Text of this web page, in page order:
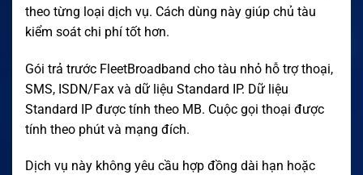
theo từng loại dịch vụ. Cách dùng này giúp chủ tàu
kiểm soát chi phí tốt hơn.
Gói trả trước FleetBroadband cho tàu nhỏ hỗ trợ thoại,
SMS, ISDN/Fax và dữ liệu Standard IP. Dữ liệu
Standard IP được tính theo MB. Cuộc gọi thoại được
tính theo phút và mạng đích.
Dịch vụ này không yêu cầu hợp đồng dài hạn hoặc